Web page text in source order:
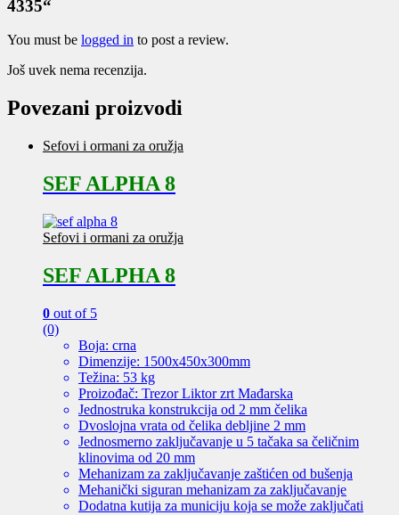
4335“
You must be logged in to post a review.
Još uvek nema recenzija.
Povezani proizvodi
Sefovi i ormani za oružja
SEF ALPHA 8
Sefovi i ormani za oružja
SEF ALPHA 8
0 out of 5
(0)
Boja: crna
Dimenzije: 1500x450x300mm
Težina: 53 kg
Proizođač: Trezor Liktor zrt Mađarska
Jednostruka konstrukcija od 2 mm čelika
Dvoslojna vrata od čelika debljine 2 mm
Jednosmerno zaključavanje u 5 tačaka sa čeličnim
klinovima od 20 mm
Mehanizam za zaključavanje zaštićen od bušenja
Mehanički siguran mehanizam za zaključavanje
Dodatna kutija za municiju koja se može zaključati